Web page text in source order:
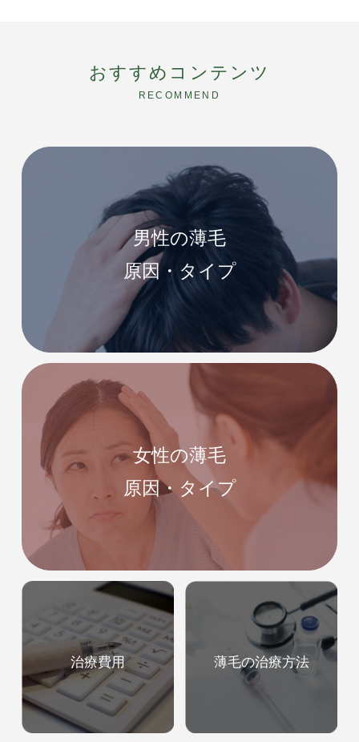
おすすめコンテンツ
RECOMMEND
男性の薄毛
原因・タイプ
女性の薄毛
原因・タイプ
治療費用 薄毛の治療方法